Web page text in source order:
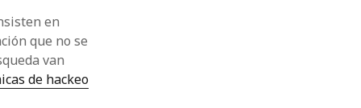
en
que no se
van
de hackeo